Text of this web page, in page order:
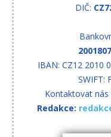
DIČ:
IBAN: CZ12 2010
SWIFT:
Kontaktovat
Redakce: